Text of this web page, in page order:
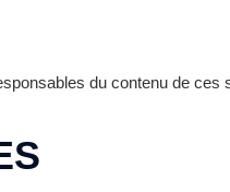
du contenu de ces